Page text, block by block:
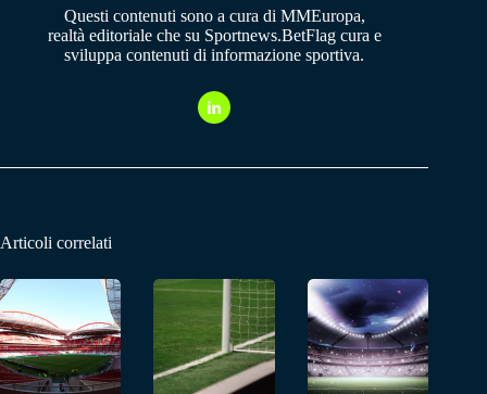
Questi contenuti sono a cura di MMEuropa,
realtà editoriale che su Sportnews.BetFlag cura e
sviluppa contenuti di informazione sportiva.
Articoli correlati